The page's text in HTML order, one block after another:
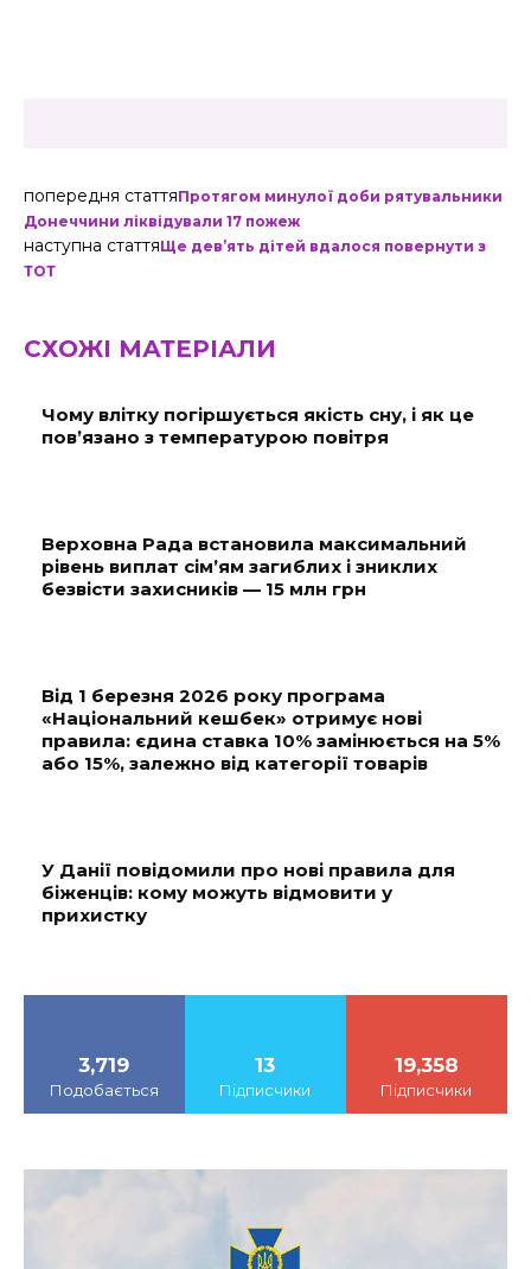
попередня статтяПротягом минулої доби рятувальники
Донеччини ліквідували 17 пожеж
наступна статтяЩе дев’ять дітей вдалося повернути з
ТОТ
СХОЖІ МАТЕРІАЛИ
Чому влітку погіршується якість сну, і як це
пов’язано з температурою повітря
Верховна Рада встановила максимальний
рівень виплат сім’ям загиблих і зниклих
безвісти захисників — 15 млн грн
Від 1 березня 2026 року програма
«Національний кешбек» отримує нові
правила: єдина ставка 10% замінюється на 5%
або 15%, залежно від категорії товарів
У Данії повідомили про нові правила для
біженців: кому можуть відмовити у
прихистку
3,719
Подобається
13
Підписчики
19,358
Підписчики